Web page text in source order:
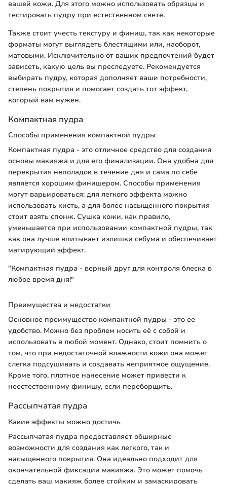
вашей кожи. Для этого можно использовать образцы и
тестировать пудру при естественном свете.
Также стоит учесть текстуру и финиш, так как некоторые
форматы могут выглядеть блестящими или, наоборот,
матовыми. Исключительно от ваших предпочтений будет
зависеть, какую цель вы преследуете. Рекомендуется
выбирать пудру, которая дополняет ваши потребности,
степень покрытия и помогает создать тот эффект,
который вам нужен.
Компактная пудра
Способы применения компактной пудры
Компактная пудра - это отличное средство для создания
основы макияжа и для его финализации. Она удобна для
перекрытия неполадок в течение дня и сама по себе
является хорошим финишером. Способы применения
могут варьироваться: для легкого эффекта можно
использовать кисть, а для более насыщенного покрытия
стоит взять спонж. Сушка кожи, как правило,
уменьшается при использовании компактной пудры, так
как она лучше впитывает излишки себума и обеспечивает
матирующий эффект.
"Компактная пудра - верный друг для контроля блеска в
любое время дня!"
Преимущества и недостатки
Основное преимущество компактной пудры - это ее
удобство. Можно без проблем носить её с собой и
использовать в любой момент. Однако, стоит помнить о
том, что при недостаточной влажности кожи она может
слегка подсушивать и создавать неприятное ощущение.
Кроме того, плотное нанесение может привести к
неестественному финишу, если переборщить.
Рассыпчатая пудра
Какие эффекты можно достичь
Рассыпчатая пудра предоставляет обширные
возможности для создания как легкого, так и
насыщенного покрытия. Она идеально подходит для
окончательной фиксации макияжа. Это может помочь
сделать ваш макияж более стойким и замаскировать